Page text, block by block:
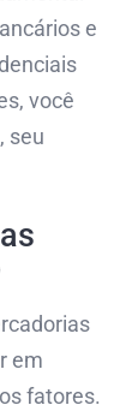
e
você
seu
em
fatores.